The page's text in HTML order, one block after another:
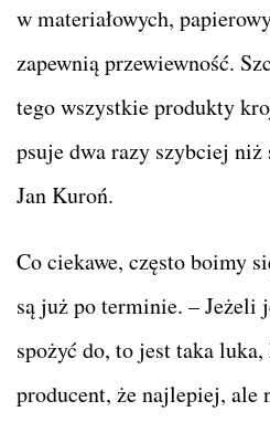
w materiałowych,
zapewnią przewiewność.
tego wszystkie produkty
psuje dwa razy szybciej
Jan Kuroń.
Co ciekawe, często boimy
są już po terminie. – Jeżeli
spożyć do, to jest taka
producent, że najlepiej, ale